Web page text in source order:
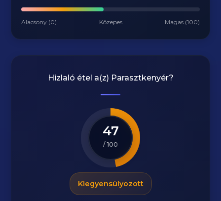
Alacsony (0) Közepes Magas (100)
Hizlaló étel a(z) Parasztkenyér?
47
/ 100
Kiegyensúlyozott